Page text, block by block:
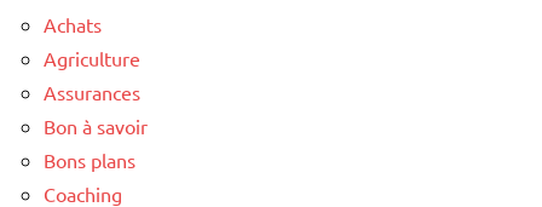
Achats
Agriculture
Assurances
Bon à savoir
Bons plans
Coaching